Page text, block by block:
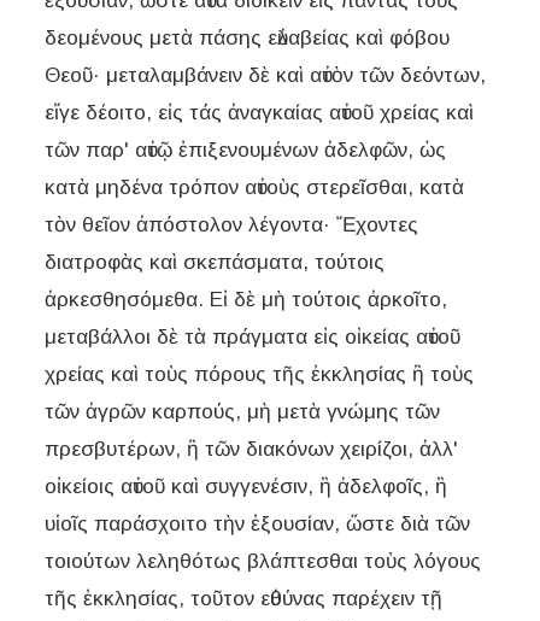
δεομένους μετὰ πάσης εὐλαβείας καὶ φόβου
Θεοῦ· μεταλαμβάνειν δὲ καὶ αὐτὸν τῶν δεόντων,
εἴγε δέοιτο, εἰς τάς ἀναγκαίας αὐτοῦ χρείας καὶ
τῶν παρ' αὐτῷ ἐπιξενουμένων ἀδελφῶν, ὡς
κατὰ μηδένα τρόπον αὐτοὺς στερεῖσθαι, κατὰ
τὸν θεῖον ἀπόστολον λέγοντα· Ἔχοντες
διατροφὰς καὶ σκεπάσματα, τούτοις
ἀρκεσθησόμεθα. Εἰ δὲ μὴ τούτοις ἀρκοῖτο,
μεταβάλλοι δὲ τὰ πράγματα εἰς οἰκείας αὐτοῦ
χρείας καὶ τοὺς πόρους τῆς ἐκκλησίας ἢ τοὺς
τῶν ἀγρῶν καρπούς, μὴ μετὰ γνώμης τῶν
πρεσβυτέρων, ἢ τῶν διακόνων χειρίζοι, ἀλλ'
οἰκείοις αὐτοῦ καὶ συγγενέσιν, ἢ ἀδελφοῖς, ἢ
υἱοῖς παράσχοιτο τὴν ἐξουσίαν, ὥστε διὰ τῶν
τοιούτων λεληθότως βλάπτεσθαι τοὺς λόγους
τῆς ἐκκλησίας, τοῦτον εὐθύνας παρέχειν τῇ